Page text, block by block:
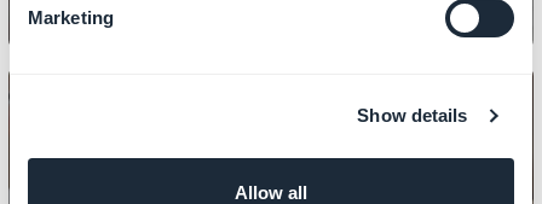
Marketing
Show details
Allow all
INHALT